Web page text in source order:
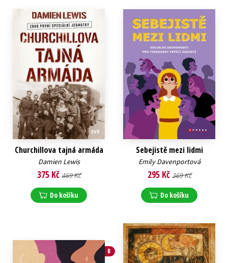
Churchillova tajná armáda
Damien Lewis
375 Kč 469 Kč
Do košíku
Sebejistě mezi lidmi
Emily Davenportová
295 Kč 369 Kč
Do košíku
B